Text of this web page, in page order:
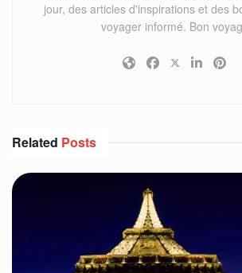
jour, des articles d'inspirations et des
voyager informé. Bon
Related Posts